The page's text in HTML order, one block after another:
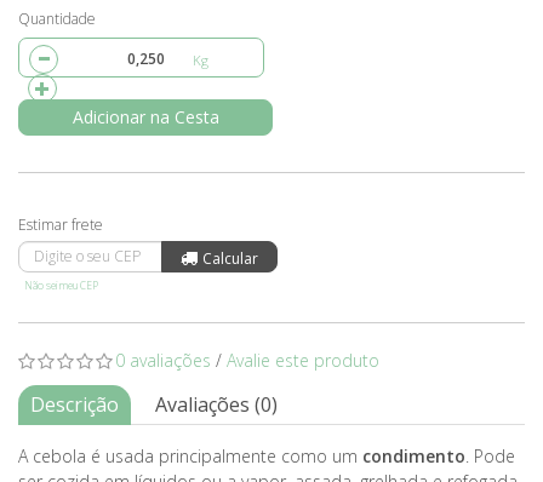
Quantidade
Adicionar na Cesta
Não sei meu CEP
0 avaliações / Avalie este produto
Descrição Avaliações (0)
A cebola é usada principalmente como um condimento . Pode